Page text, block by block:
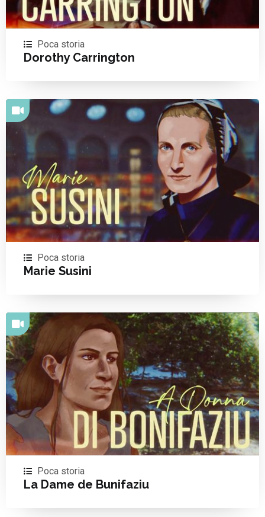
Poca storia
Dorothy Carrington
Poca storia
Marie Susini
Poca storia
La Dame de Bunifaziu